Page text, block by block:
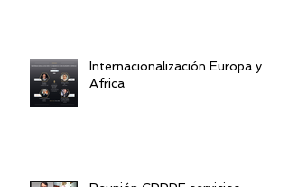
Internacionalización Europa y
Africa